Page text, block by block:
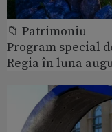
📁 Patrimoniu
Program special
Regia în luna